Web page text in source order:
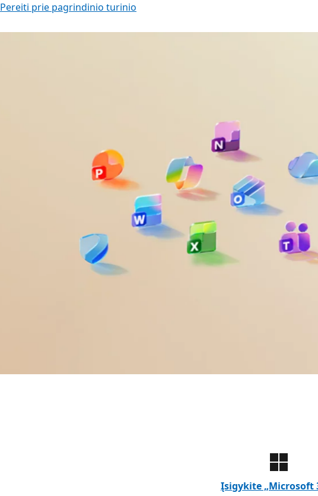
Pereiti prie pagrindinio turinio
Praleisti rekomenduojami produktai ir pranešimų skaidrių
Pristatome naujos kartos
„Surface“ kompiuterius
Surface Pro ir Surface Laptop suteikia tokių naujų DI
spartinamų funkcijų, kaip Prisiminimas ir
Sužinoti daugiau
Įsigykite „Microsoft